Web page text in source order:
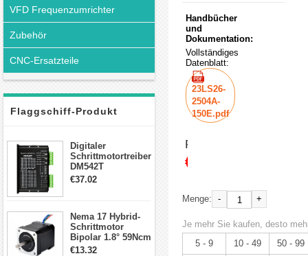
VFD Frequenzumrichter
Zubehör
CNC-Ersatzteile
Flaggschiff-Produkt
Digitaler
Schrittmotortreiber
DM542T
Schrittmotor
Schrittmotor
€37.02
Nema 17 Hybrid-
Schrittmotor
Bipolar 1.8° 59Ncm
2A 4 Drähte mit 1m
€13.32
Handbücher
und
Dokumentation:
Vollständiges
Datenblatt:
23LS26-
2504A-
150E.pdf
Preis:
€119.56
Menge: - +
Je mehr Sie kaufen, desto
5 - 9
10 - 49 50 - 99